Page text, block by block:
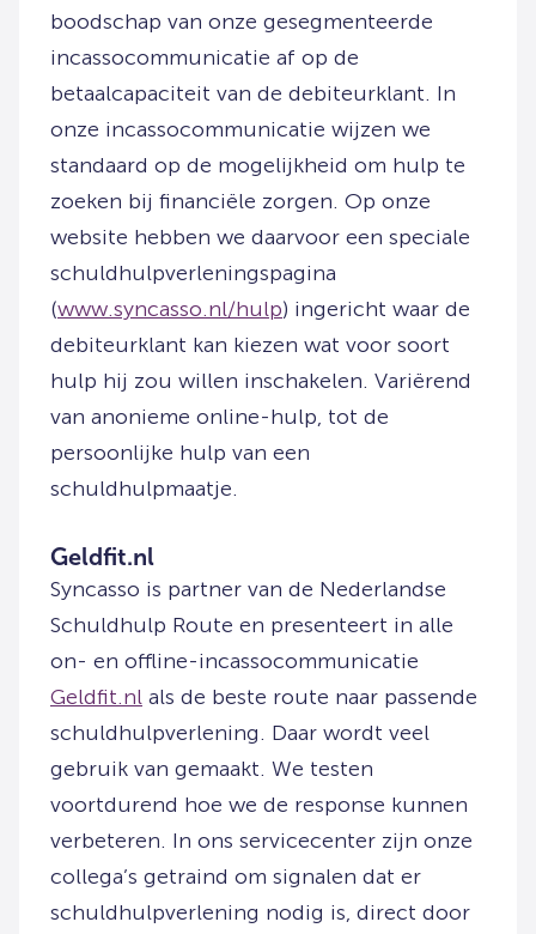
boodschap van onze gesegmenteerde
incassocommunicatie af op de
betaalcapaciteit van de debiteurklant. In
onze incassocommunicatie wijzen we
standaard op de mogelijkheid om hulp te
zoeken bij financiële zorgen. Op onze
website hebben we daarvoor een speciale
schuldhulpverleningspagina
(www.syncasso.nl/hulp) ingericht waar de
debiteurklant kan kiezen wat voor soort
hulp hij zou willen inschakelen. Variërend
van anonieme online-hulp, tot de
persoonlijke hulp van een
schuldhulpmaatje.
Geldfit.nl
Syncasso is partner van de Nederlandse
Schuldhulp Route en presenteert in alle
on- en offline-incassocommunicatie
Geldfit.nl als de beste route naar passende
schuldhulpverlening. Daar wordt veel
gebruik van gemaakt. We testen
voortdurend hoe we de response kunnen
verbeteren. In ons servicecenter zijn onze
collega’s getraind om signalen dat er
schuldhulpverlening nodig is, direct door